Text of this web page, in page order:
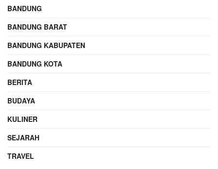
BANDUNG
BANDUNG BARAT
BANDUNG KABUPATEN
BANDUNG KOTA
BERITA
BUDAYA
KULINER
SEJARAH
TRAVEL